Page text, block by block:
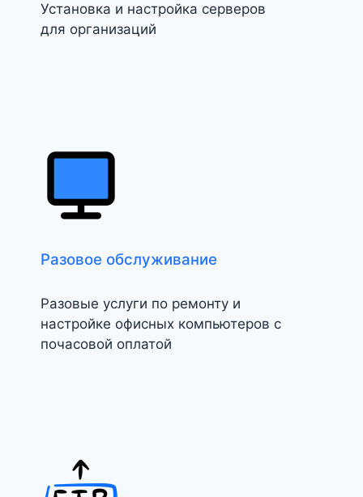
Установка и настройка серверов
для организаций
Разовое обслуживание
Разовые услуги по ремонту и
настройке офисных компьютеров с
почасовой оплатой